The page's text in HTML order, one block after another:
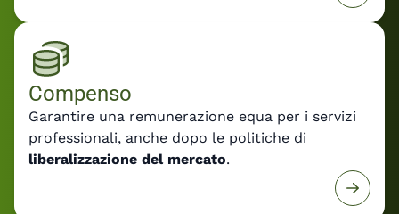
Compenso
Garantire una remunerazione equa per i servizi
professionali, anche dopo le politiche di
liberalizzazione del mercato.